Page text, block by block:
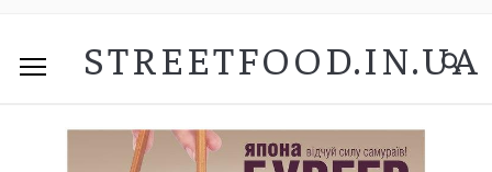
STREETFOOD.IN.UA